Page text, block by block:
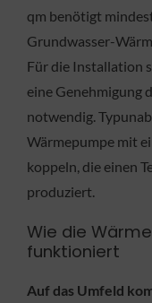
qm benötigt
Grundwasser-
Für die Installation
eine Genehmigung
notwendig.
Wärmepumpe mit
koppeln, die einen
produziert.
Wie die
funktioniert
Auf das Umfeld